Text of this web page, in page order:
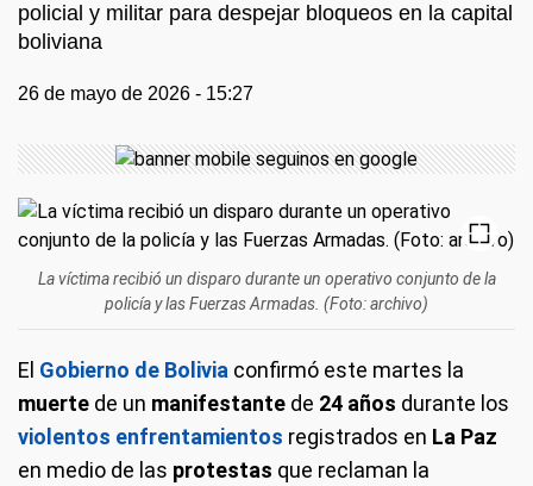
policial y militar para despejar bloqueos en la capital
boliviana
26 de mayo de 2026 - 15:27
La víctima recibió un disparo durante un operativo conjunto de la
policía y las Fuerzas Armadas. (Foto: archivo)
El Gobierno de Bolivia confirmó este martes la
muerte de un manifestante de 24 años durante los
violentos enfrentamientos registrados en La Paz
en medio de las protestas que reclaman la